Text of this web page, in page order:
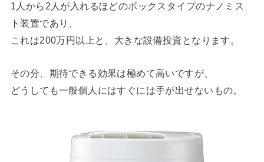
1人から2人が入れるほどのボックスタイプのナノミス
ト装置であり、
これは200万円以上と、大きな設備投資となります。
その分、期待できる効果は極めて高いですが、
どうしても一般個人にはすぐには手が出せないもの。